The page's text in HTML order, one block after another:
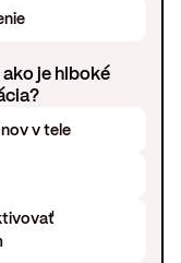
je hlboké
v tele